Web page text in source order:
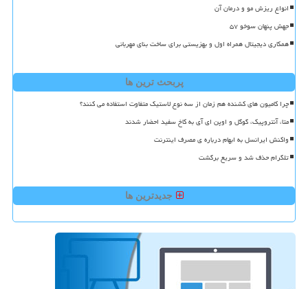
انواع ریزش مو و درمان آن
جهش پنهان سوخو ۵۷
همکاری دیجیتال همراه اول و بهزیستی برای ساخت بنای مهربانی
پربحث ترین ها
چرا کامیون های کشنده هم زمان از سه نوع لاستیک متفاوت استفاده می کنند؟
متا، آنتروپیک، گوگل و اوپن ای آی به کاخ سفید احضار شدند
واکنش ایرانسل به ابهام درباره ی مصرف اینترنت
تلگرام حذف شد و سریع برگشت
جدیدترین ها